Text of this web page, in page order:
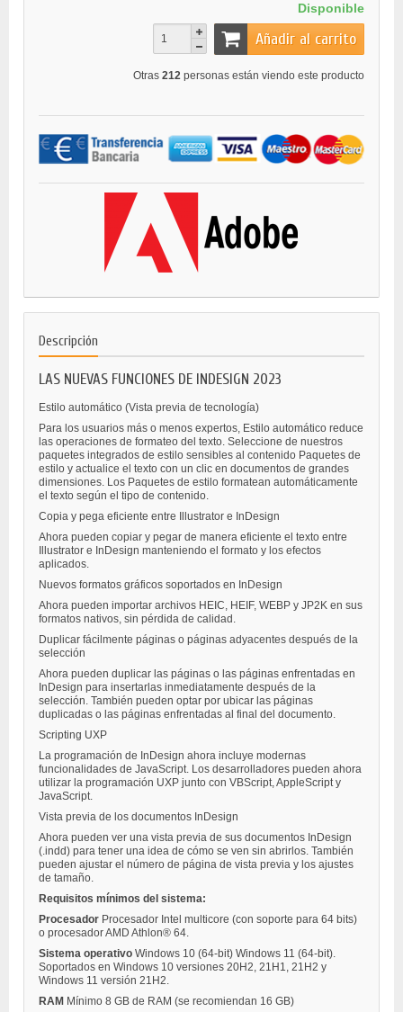
Disponible
Añadir al carrito
Otras 212 personas están viendo este producto
Descripción
LAS NUEVAS FUNCIONES DE INDESIGN 2023
Estilo automático (Vista previa de tecnología)
Para los usuarios más o menos expertos, Estilo automático reduce
las operaciones de formateo del texto. Seleccione de nuestros
paquetes integrados de estilo sensibles al contenido Paquetes de
estilo y actualice el texto con un clic en documentos de grandes
dimensiones. Los Paquetes de estilo formatean automáticamente
el texto según el tipo de contenido.
Copia y pega eficiente entre Illustrator e InDesign
Ahora pueden copiar y pegar de manera eficiente el texto entre
Illustrator e InDesign manteniendo el formato y los efectos
aplicados.
Nuevos formatos gráficos soportados en InDesign
Ahora pueden importar archivos HEIC, HEIF, WEBP y JP2K en sus
formatos nativos, sin pérdida de calidad.
Duplicar fácilmente páginas o páginas adyacentes después de la
selección
Ahora pueden duplicar las páginas o las páginas enfrentadas en
InDesign para insertarlas inmediatamente después de la
selección. También pueden optar por ubicar las páginas
duplicadas o las páginas enfrentadas al final del documento.
Scripting UXP
La programación de InDesign ahora incluye modernas
funcionalidades de JavaScript. Los desarrolladores pueden ahora
utilizar la programación UXP junto con VBScript, AppleScript y
JavaScript.
Vista previa de los documentos InDesign
Ahora pueden ver una vista previa de sus documentos InDesign
(.indd) para tener una idea de cómo se ven sin abrirlos. También
pueden ajustar el número de página de vista previa y los ajustes
de tamaño.
Requisitos mínimos del sistema:
Procesador Procesador Intel multicore (con soporte para 64 bits)
o procesador AMD Athlon® 64.
Sistema operativo Windows 10 (64-bit) Windows 11 (64-bit).
Soportados en Windows 10 versiones 20H2, 21H1, 21H2 y
Windows 11 versión 21H2.
RAM Mínimo 8 GB de RAM (se recomiendan 16 GB)